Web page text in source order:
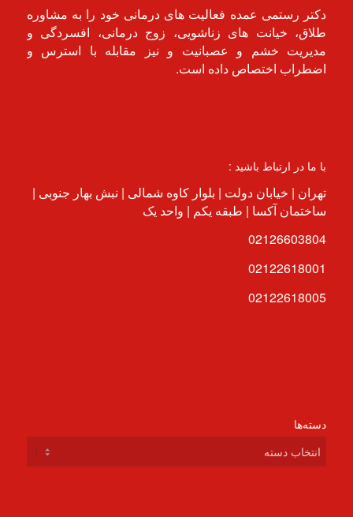
دکتر رستمی عمده فعالیت های درمانی خود را به مشاوره
طلاق، خیانت های زناشویی، زوج درمانی، افسردگی و
مدیریت خشم و عصبانیت و نیز مقابله با استرس و
اضطراب اختصاص داده است.
با ما در ارتباط باشید :
تهران | خیابان دولت | بلوار کاوه شمالی | نبش بهار جنوبی |
ساختمان آکسا | طبقه یکم | واحد یک
02126603804
02122618001
02122618005
دسته‌ها
دسته‌ها